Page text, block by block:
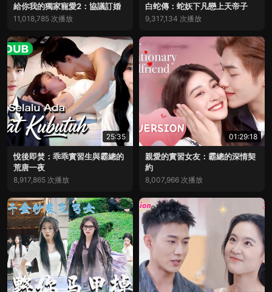
給你我的獨家寵愛2：協議訂婚
11,018,785 次播放
白蛇傳：蛇妖下凡戀上天帝子
9,317,134 次播放
25:35
悅後即焚：乖乖實習生與霸總的
荒唐一夜
8,917,865 次播放
01:29:18
親愛的實習女友：霸總的深情契
約
8,007,966 次播放